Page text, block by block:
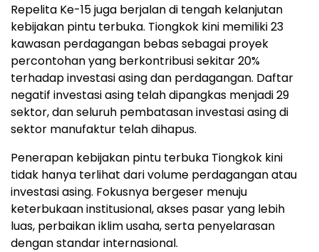
Repelita Ke-15 juga berjalan di tengah kelanjutan
kebijakan pintu terbuka. Tiongkok kini memiliki 23
kawasan perdagangan bebas sebagai proyek
percontohan yang berkontribusi sekitar 20%
terhadap investasi asing dan perdagangan. Daftar
negatif investasi asing telah dipangkas menjadi 29
sektor, dan seluruh pembatasan investasi asing di
sektor manufaktur telah dihapus.
Penerapan kebijakan pintu terbuka Tiongkok kini
tidak hanya terlihat dari volume perdagangan atau
investasi asing. Fokusnya bergeser menuju
keterbukaan institusional, akses pasar yang lebih
luas, perbaikan iklim usaha, serta penyelarasan
dengan standar internasional.